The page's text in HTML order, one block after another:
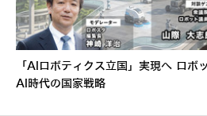
「AIロボティクス立国」実現へ ロボ
AI時代の国家戦略